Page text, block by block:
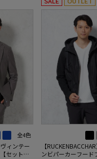
全4色
ヴィンテー
セットア
【
ンビパーカーフード